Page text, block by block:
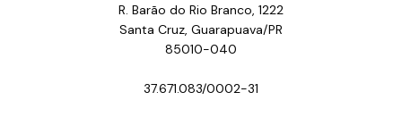
R. Barão do Rio Branco, 1222
Santa Cruz, Guarapuava/PR
85010-040
37.671.083/0002-31